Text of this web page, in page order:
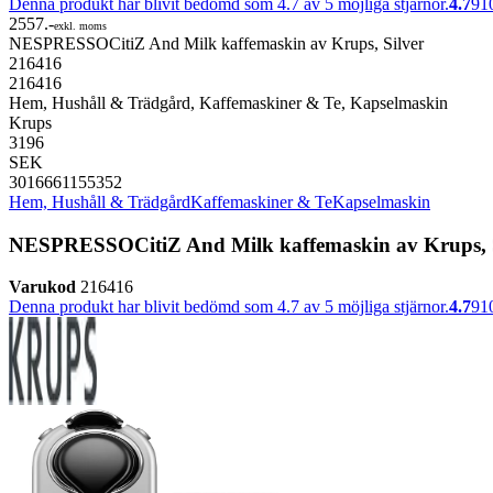
Denna produkt har blivit bedömd som 4.7 av 5 möjliga stjärnor.4.7
2557.-exkl. moms
NESPRESSOCitiZ And Milk kaffemaskin av Krups, Silver
216416
216416
Hem, Hushåll & Trädgård, Kaffemaskiner & Te, Kapselmaskin
Krups
3196
SEK
3016661155352
Hem, Hushåll & TrädgårdKaffemaskiner & TeKapselmaskin
NESPRESSOCitiZ And Milk kaffemaskin av Krups,
Varukod 216416
Denna produkt har blivit bedömd som 4.7 av 5 möjliga stjärnor.4.7